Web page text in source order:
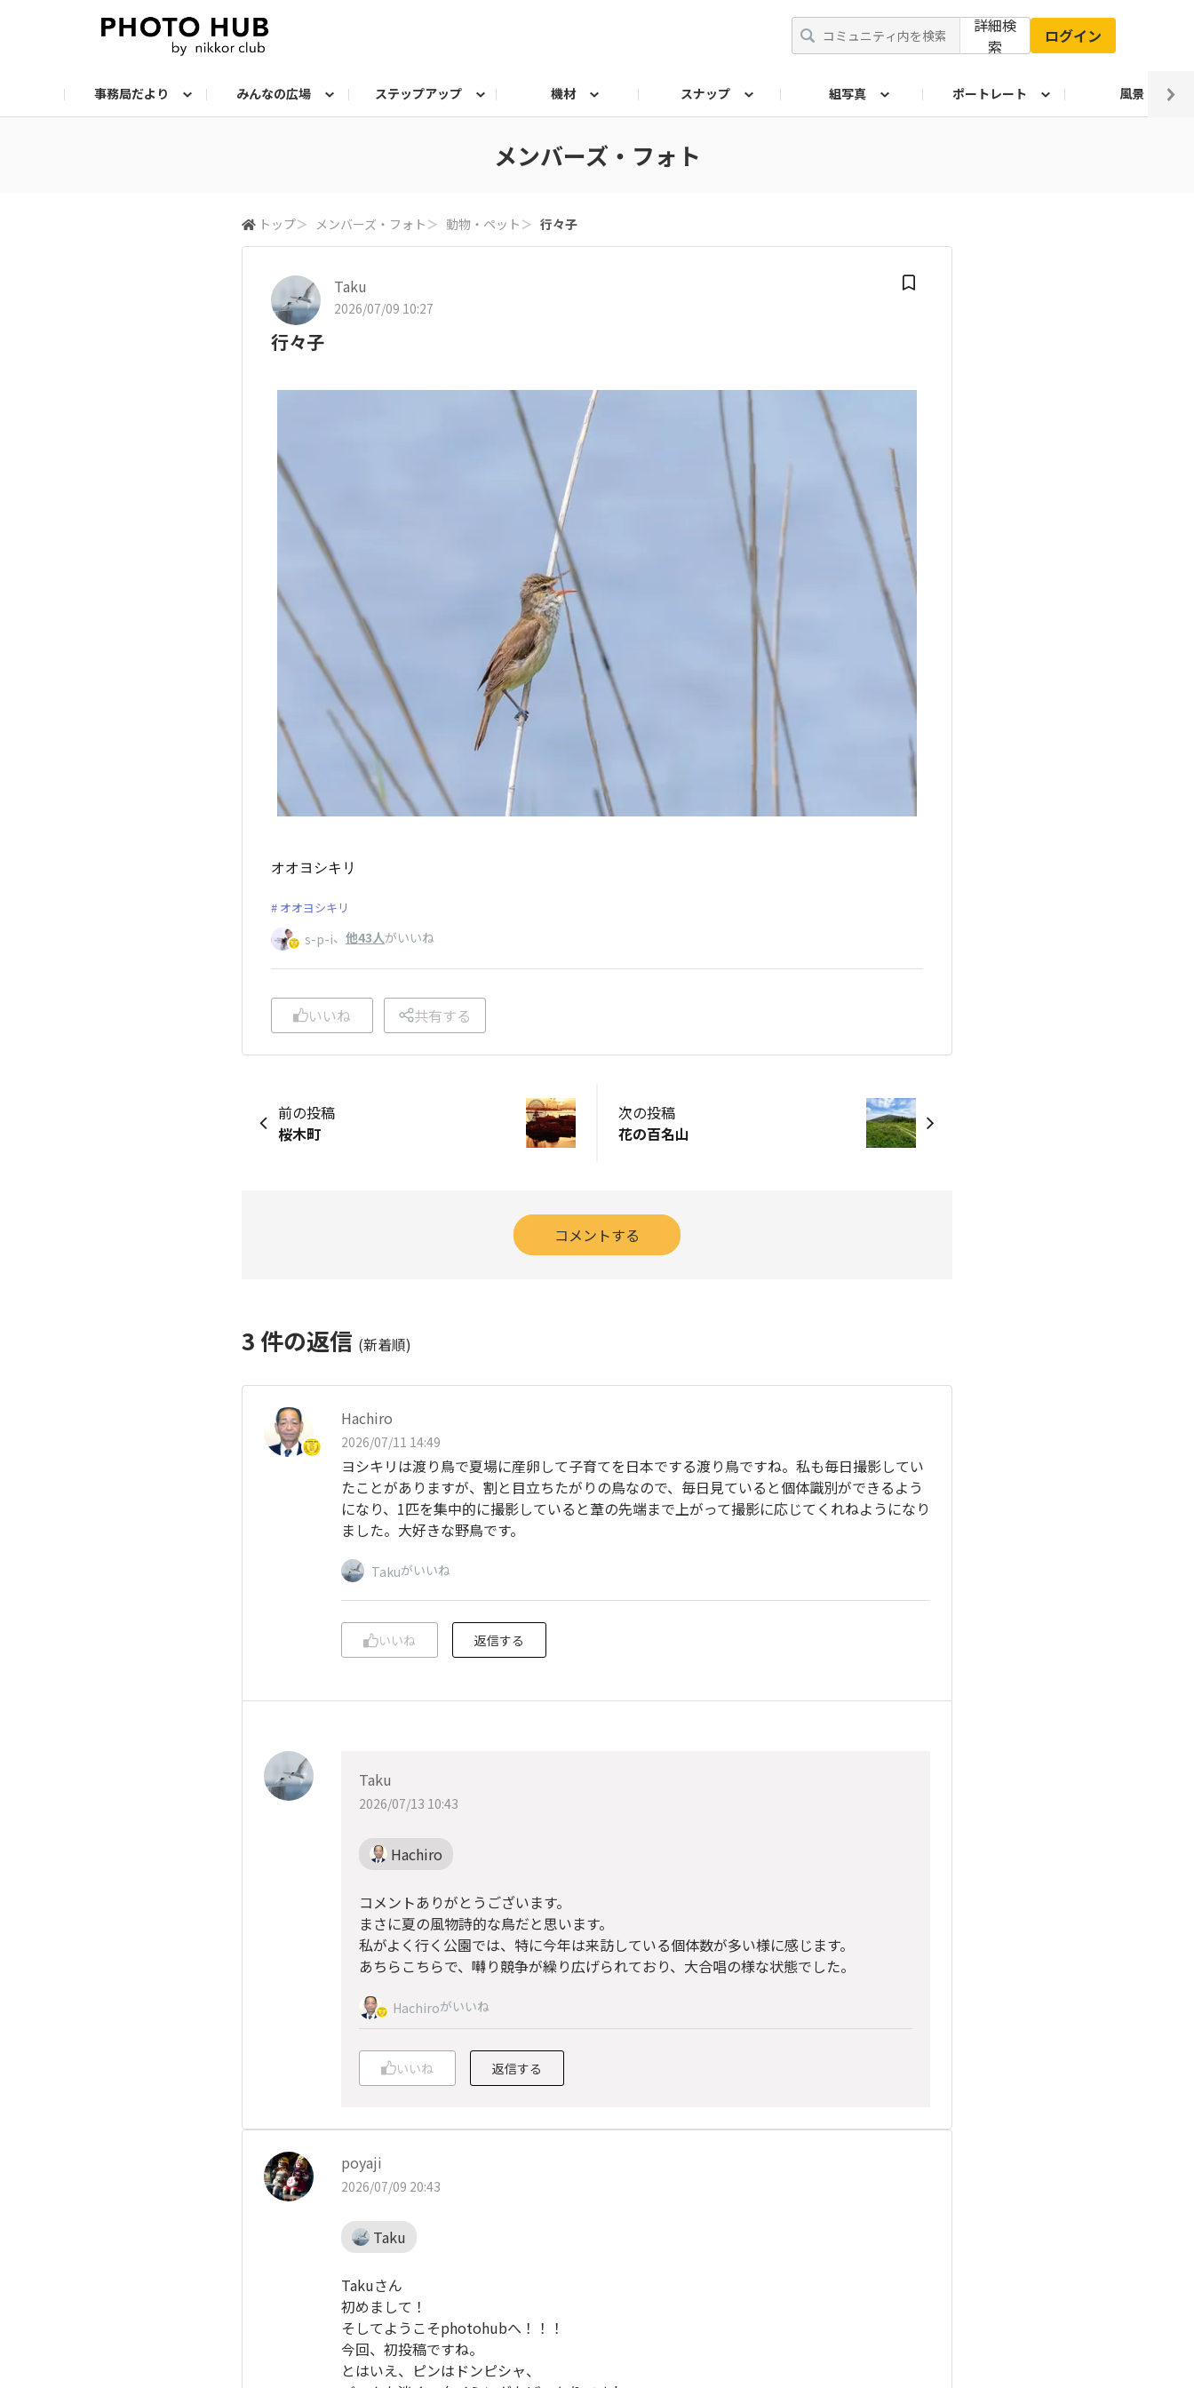
詳細検
索
ログイン
事務局だより みんなの広場 ステップアップ 機材 スナップ 組写真 ポートレート 風景
メンバーズ・フォト
トップ＞ メンバーズ・フォト ＞ 動物・ペット ＞ 行々子
Taku
2026/07/09 10:27
行々子
オオヨシキリ
オオヨシキリ
s-p-i、 他43人がいいね
いいね 共有する
前の投稿
桜木町
次の投稿
花の百名山
コメントする
3 件の返信 (新着順)
Hachiro
2026/07/11 14:49
ヨシキリは渡り鳥で夏場に産卵して子育てを日本でする渡り鳥ですね。私も毎日撮影してい
たことがありますが、割と目立ちたがりの鳥なので、毎日見ていると個体識別ができるよう
になり、1匹を集中的に撮影していると葦の先端まで上がって撮影に応じてくれねようになり
ました。大好きな野鳥です。
Takuがいいね
いいね 返信する
Taku
2026/07/13 10:43
Hachiro
コメントありがとうございます。
まさに夏の風物詩的な鳥だと思います。
私がよく行く公園では、特に今年は来訪している個体数が多い様に感じます。
あちらこちらで、囀り競争が繰り広げられており、大合唱の様な状態でした。
Hachiroがいいね
いいね 返信する
poyaji
2026/07/09 20:43
Taku
Takuさん
初めまして！
そしてようこそphotohubへ！！！
今回、初投稿ですね。
とはいえ、ピンはドンピシャ、